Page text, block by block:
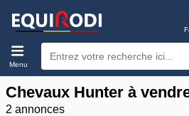
Menu
Chevaux Hunter à
2 annonces